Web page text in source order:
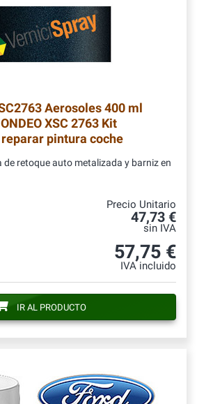
Aerosoles 400 ml
XSC 2763 Kit
pintura coche
retoque auto metalizada y barniz en
Precio Unitario
47,73 €
sin IVA
57,75 €
IVA incluido
IR AL PRODUCTO